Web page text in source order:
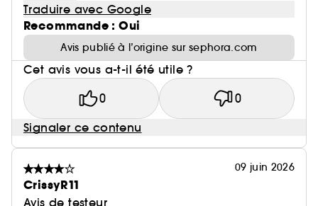
Traduire avec Google
Recommande : Oui
Avis publié à l’origine sur sephora.com
Cet avis vous a-t-il été utile ?
0 0
Signaler ce contenu
09 juin 2026
CrissyR11
Avis de testeur